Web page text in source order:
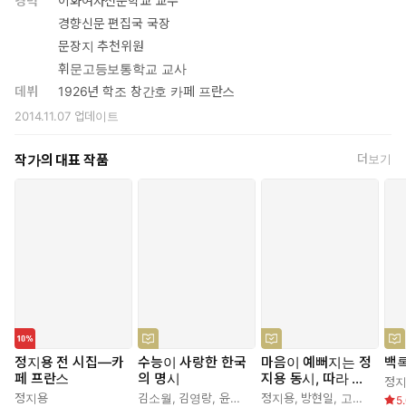
경향신문 편집국 국장
문장지 추천위원
휘문고등보통학교 교사
데뷔
1926년 학조 창간호 카페 프란스
2014.11.07업데이트
작가의 대표 작품 더보기
정지용 전 시집―카
페 프란스
정지용
수능이 사랑한 한국
의 명시
김소월, 김영랑, 윤동주 이육사, 정지용 ,한용운
마음이 예뻐지는 정
지용 동시, 따라 쓰
는 짝꿍시
정지용, 방현일, 고두현
백
정